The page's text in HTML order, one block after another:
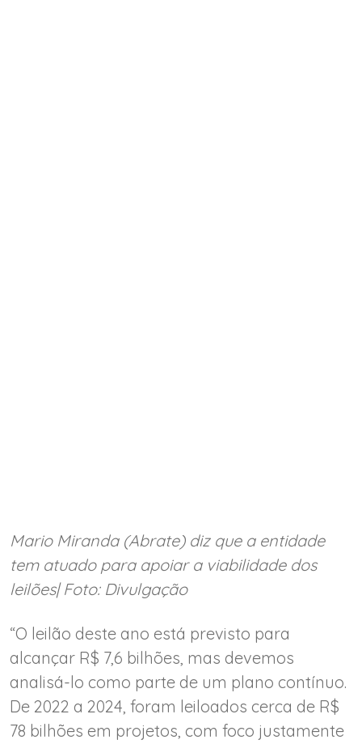
Mario Miranda (Abrate) diz que a entidade
tem atuado para apoiar a viabilidade dos
leilões| Foto: Divulgação
“O leilão deste ano está previsto para
alcançar R$ 7,6 bilhões, mas devemos
analisá-lo como parte de um plano contínuo.
De 2022 a 2024, foram leiloados cerca de R$
78 bilhões em projetos, com foco justamente